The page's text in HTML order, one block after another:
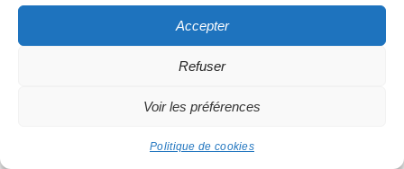
Accepter
Refuser
Voir les préférences
Politique de cookies